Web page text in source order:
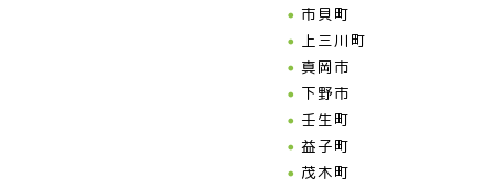
市貝町
上三川町
真岡市
下野市
壬生町
益子町
茂木町